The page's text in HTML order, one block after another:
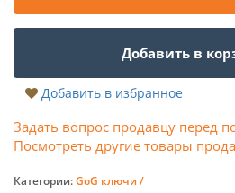
Добавить в
Добавить в избранное
Задать вопрос продавцу перед
Посмотреть другие товары
Категории:GoG ключи /